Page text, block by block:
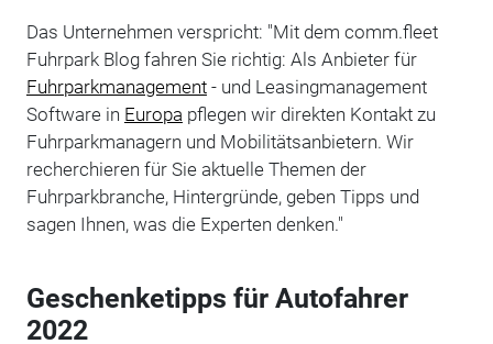
Das Unternehmen verspricht: "Mit dem comm.fleet
Fuhrpark Blog fahren Sie richtig: Als Anbieter für
Fuhrparkmanagement- und Leasingmanagement
Software in Europa pflegen wir direkten Kontakt zu
Fuhrparkmanagern und Mobilitätsanbietern. Wir
recherchieren für Sie aktuelle Themen der
Fuhrparkbranche, Hintergründe, geben Tipps und
sagen Ihnen, was die Experten denken."
Geschenketipps für Autofahrer
2022